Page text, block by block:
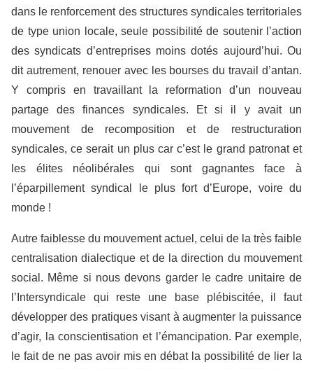
dans le renforcement des structures syndicales territoriales
de type union locale, seule possibilité de soutenir l’action
des syndicats d’entreprises moins dotés aujourd’hui. Ou
dit autrement, renouer avec les bourses du travail d’antan.
Y compris en travaillant la reformation d’un nouveau
partage des finances syndicales. Et si il y avait un
mouvement de recomposition et de restructuration
syndicales, ce serait un plus car c’est le grand patronat et
les élites néolibérales qui sont gagnantes face à
l’éparpillement syndical le plus fort d’Europe, voire du
monde !
Autre faiblesse du mouvement actuel, celui de la très faible
centralisation dialectique et de la direction du mouvement
social. Même si nous devons garder le cadre unitaire de
l’Intersyndicale qui reste une base plébiscitée, il faut
développer des pratiques visant à augmenter la puissance
d’agir, la conscientisation et l’émancipation. Par exemple,
le fait de ne pas avoir mis en débat la possibilité de lier la